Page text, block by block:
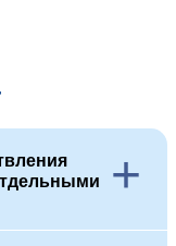
+
примеры.